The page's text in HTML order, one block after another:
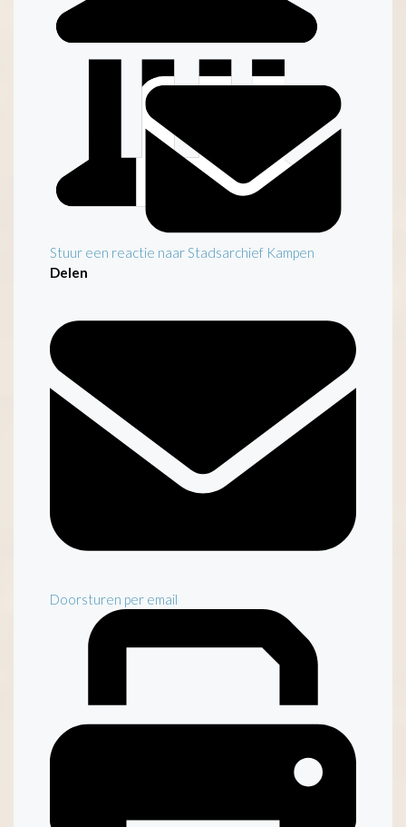
Stuur een reactie naar Stadsarchief Kampen
Delen
Doorsturen per email